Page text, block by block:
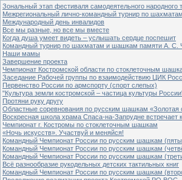
Зональный этап фестиваля самодеятельного
Межрегиональный лично-командный турнир по
Международный день инвалидов
Все мы разные, но все мы вместе
Когда душа умеет видеть – услышать сердце поспешит
Командный турнир по шахматам и шашкам памяти А. С.
Наши мамы
Завершение проекта
Чемпионат Костромской области по стоклеточным
Заседание Рабочей группы по взаимодействию ЦИК
Первенство России по армспорту (спорт слепых)
"Культура земли костромской – частица культуры
Протяни руку другу
Областные соревнования по русским шашкам «Золотая
Воскресная школа храма Спаса-на-Запрудне встречает
Чемпионат г. Костромы по стоклеточным шашкам
«Ночь искусств». Участвуй и меняйся!
Командный Чемпионат России по русским шашкам
Командный Чемпионат России по русским шашкам
Командный Чемпионат России по русским шашкам
Всё разнообразие рукодельных детских тактильных книг
Командный Чемпионат России по русским шашкам